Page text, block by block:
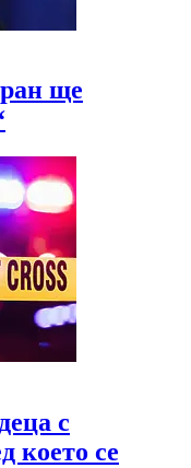
ще
с
което се